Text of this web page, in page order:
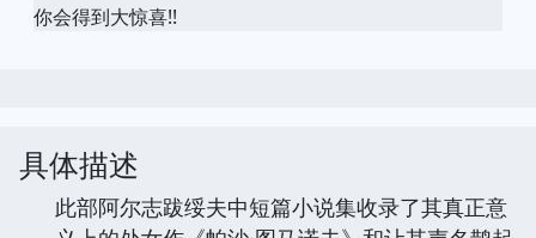
你会得到大惊喜!!
具体描述
此部阿尔志跋绥夫中短篇小说集收录了其真正意